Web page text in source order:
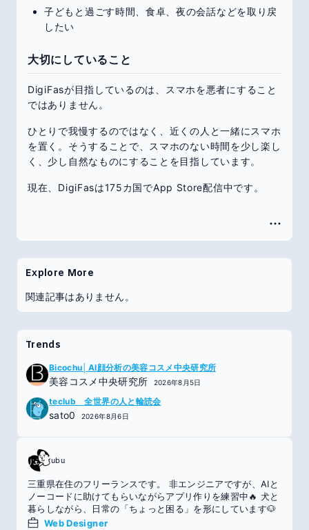
子どもと過ごす時間、食卓、夜の会話などを取り戻
したい
大切にしていること
DigiFasが目指しているのは、スマホを悪者にすること
ではありません。
ひとりで我慢するのではなく、近くの人と一緒にスマホ
を置く。そうすることで、スマホのない時間を少し楽し
く、少し自然なものにすることを目指しています。
現在、DigiFasは175カ国でApp Store配信中です。
Explore More
関連記事はありません。
Trends
Bicochu│AI顔分析の美容コスメ中央研究所
美容コスメ中央研究所 2026年8月5日
teclub 全世界の人と輪読会
sato0 2026年8月6日
ubu
三重県在住のフリーランスです。 非エンジニアですが、AIと
ノーコードに助けてもらいながらアプリ作りを練習中🔥 犬と
暮らしながら、日常の「ちょっと困る」を形にしています🐶
Web Designer